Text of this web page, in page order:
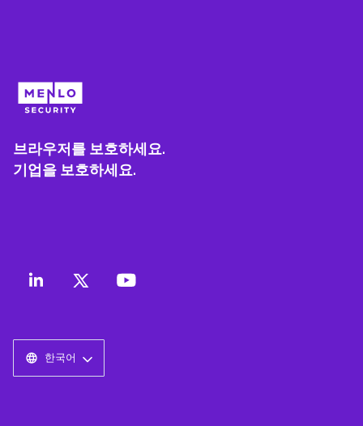
브라우저를 보호하세요.
기업을 보호하세요.
한국어